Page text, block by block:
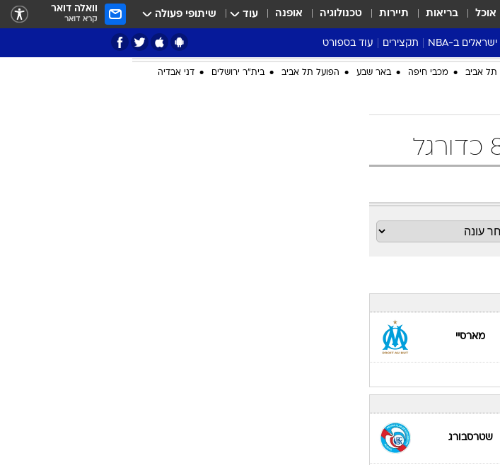
אוכל בריאות תיירות טכנולוגיה אופנה עוד שיתופי פעולה וואלה דואר
קרא דואר
בכדורסל
ישראלים ב-NBA
דני אבדיה
תקצירים עוד בספורט
מונדיאל 2026
החידה של ספורט1
ארכיון מדורים
תל אביב מכבי חיפה באר שבע הפועל תל אביב בית"ר ירושלים דני אבדיה
מארסיי
שטרסבורג